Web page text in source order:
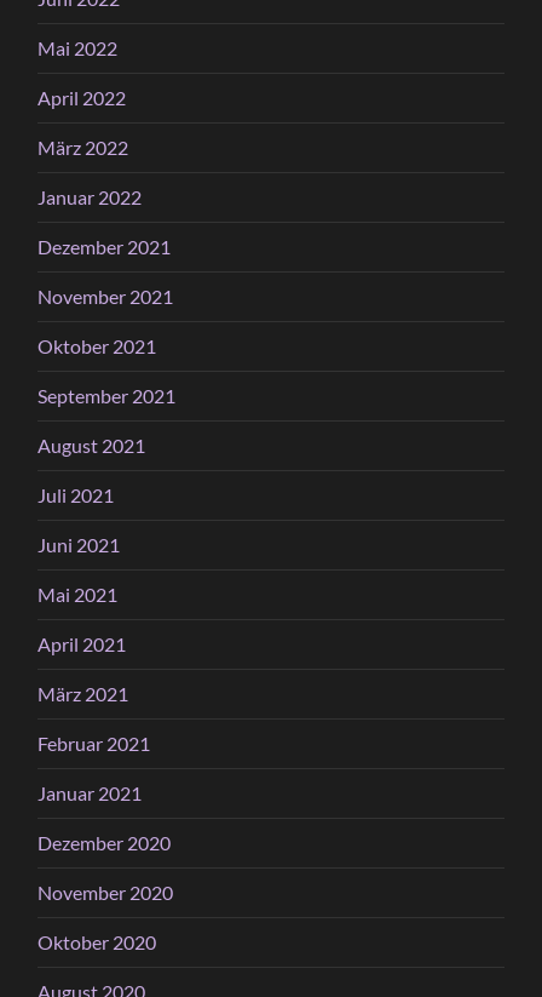
Mai 2022
April 2022
März 2022
Januar 2022
Dezember 2021
November 2021
Oktober 2021
September 2021
August 2021
Juli 2021
Juni 2021
Mai 2021
April 2021
März 2021
Februar 2021
Januar 2021
Dezember 2020
November 2020
Oktober 2020
August 2020